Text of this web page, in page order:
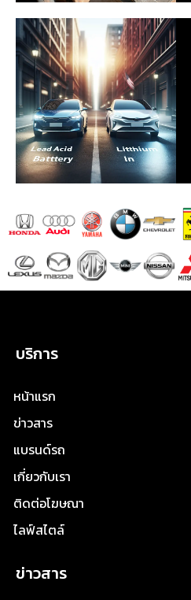
บริการ
หน้าแรก
ข่าวสาร
แบรนด์รถ
เกี่ยวกับเรา
ติดต่อโฆษณา
ไลฟ์สไตล์
ข่าวสาร